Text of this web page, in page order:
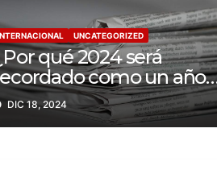
UNCATEGORIZED
qué 2024 será
como un año
para la libertad de
Un tercio de los
DIC 18, 2024